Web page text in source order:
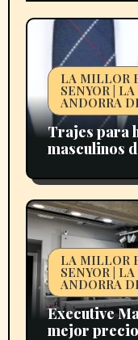
LA MILLOR
SENYOR |
ANDORRA
Trajes para
masculinos
adaptarse al
de cada
LA MILLOR
SENYOR |
ANDORRA
Executive
mejor